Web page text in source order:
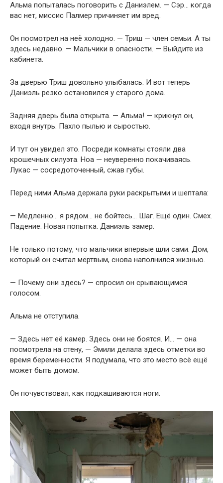
Альма попыталась поговорить с Даниэлем. — Сэр… когда
вас нет, миссис Палмер причиняет им вред.
Он посмотрел на неё холодно. — Триш — член семьи. А ты
здесь недавно. — Мальчики в опасности. — Выйдите из
кабинета.
За дверью Триш довольно улыбалась. И вот теперь
Даниэль резко остановился у старого дома.
Задняя дверь была открыта. — Альма! — крикнул он,
входя внутрь. Пахло пылью и сыростью.
И тут он увидел это. Посреди комнаты стояли два
крошечных силуэта. Ноа — неуверенно покачиваясь.
Лукас — сосредоточенный, сжав губы.
Перед ними Альма держала руки раскрытыми и шептала:
— Медленно… я рядом… не бойтесь… Шаг. Ещё один. Смех.
Падение. Новая попытка. Даниэль замер.
Не только потому, что мальчики впервые шли сами. Дом,
который он считал мёртвым, снова наполнился жизнью.
— Почему они здесь? — спросил он срывающимся
голосом.
Альма не отступила.
— Здесь нет её камер. Здесь они не боятся. И… — она
посмотрела на стену, — Эмили делала здесь отметки во
время беременности. Я подумала, что это место всё ещё
может быть домом.
Он почувствовал, как подкашиваются ноги.